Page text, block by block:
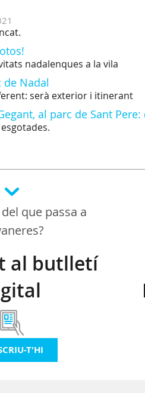
nadalenques a la vila
de Nadal
serà exterior i itinerant
al parc de Sant Pere:
que passa a
al butlletí
T'HI